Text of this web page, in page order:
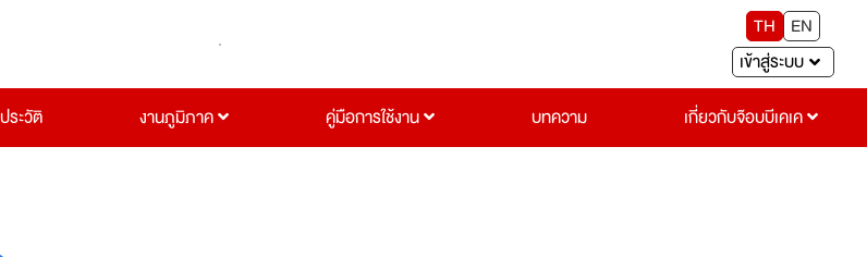
TH
EN
เข้าสู่ระบบ
ระวัติ งานภูมิภาค คู่มือการใช้งาน บทความ เกี่ยวกับจ๊อบบีเคเค